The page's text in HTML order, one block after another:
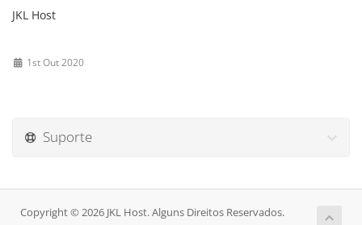
JKL Host
1st Out 2020
Suporte
Copyright © 2026 JKL Host. Alguns Direitos Reservados.